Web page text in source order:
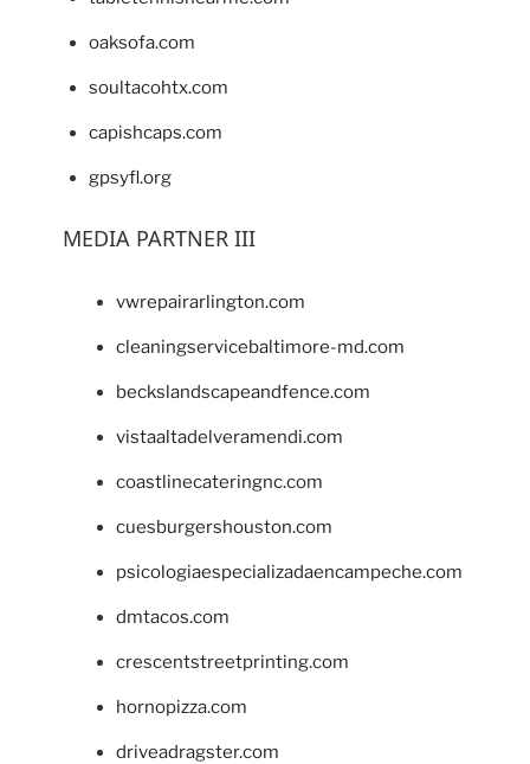
oaksofa.com
soultacohtx.com
capishcaps.com
gpsyfl.org
MEDIA PARTNER III
vwrepairarlington.com
cleaningservicebaltimore-md.com
beckslandscapeandfence.com
vistaaltadelveramendi.com
coastlinecateringnc.com
cuesburgershouston.com
psicologiaespecializadaencampeche.com
dmtacos.com
crescentstreetprinting.com
hornopizza.com
driveadragster.com